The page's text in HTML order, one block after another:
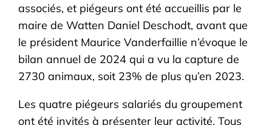
associés, et piégeurs ont été accueillis par le
maire de Watten Daniel Deschodt, avant que
le président Maurice Vanderfaillie n’évoque le
bilan annuel de 2024 qui a vu la capture de
2730 animaux, soit 23% de plus qu’en 2023.
Les quatre piégeurs salariés du groupement
ont été invités à présenter leur activité. Tous